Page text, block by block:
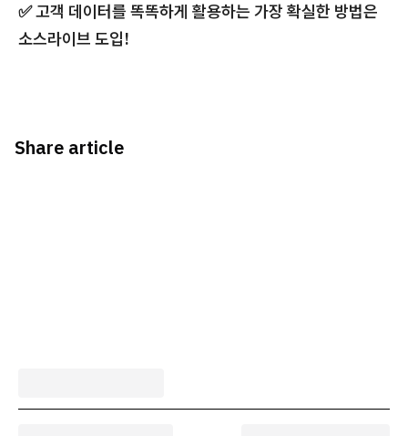
✅ 고객 데이터를 똑똑하게 활용하는 가장 확실한 방법은
소스라이브 도입!
Share article